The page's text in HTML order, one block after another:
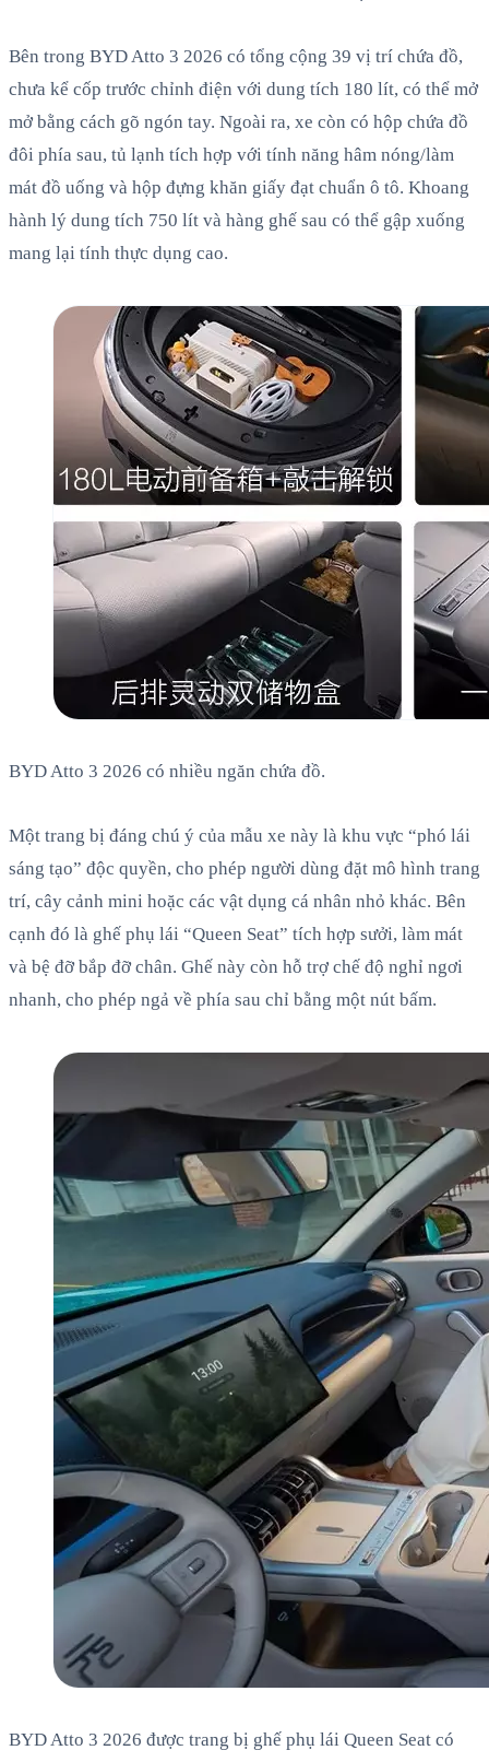
Bên trong BYD Atto 3 2026 có tổng cộng 39 vị trí chứa đồ,
chưa kể cốp trước chỉnh điện với dung tích 180 lít, có thể mở
mở bằng cách gõ ngón tay. Ngoài ra, xe còn có hộp chứa đồ
đôi phía sau, tủ lạnh tích hợp với tính năng hâm nóng/làm
mát đồ uống và hộp đựng khăn giấy đạt chuẩn ô tô. Khoang
hành lý dung tích 750 lít và hàng ghế sau có thể gập xuống
mang lại tính thực dụng cao.
BYD Atto 3 2026 có nhiều ngăn chứa đồ.
Một trang bị đáng chú ý của mẫu xe này là khu vực “phó lái
sáng tạo” độc quyền, cho phép người dùng đặt mô hình trang
trí, cây cảnh mini hoặc các vật dụng cá nhân nhỏ khác. Bên
cạnh đó là ghế phụ lái “Queen Seat” tích hợp sưởi, làm mát
và bệ đỡ bắp đỡ chân. Ghế này còn hỗ trợ chế độ nghỉ ngơi
nhanh, cho phép ngả về phía sau chỉ bằng một nút bấm.
BYD Atto 3 2026 được trang bị ghế phụ lái Queen Seat có